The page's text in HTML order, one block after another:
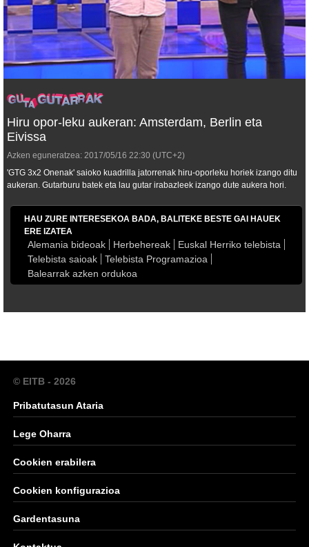
Hiru opor-leku aukeran: Amsterdam, Berlin eta
Eivissa
Azken eguneratzea: 2017/05/16 22:30 (UTC+2)
'GTG 3x2 Onenak' saioko kuadrilla jatorrenak hiru-oporleku horiek izango ditu
aukeran. Gutarburu batek eta lau gutar irabazleek izango dute aukera hori.
HAU ZURE INTERESEKOA BADA, BALITEKE BESTE GAI HAUEK
ERE IZATEA
Alemania bideoak Herbehereak
Euskal Herriko telebista
Telebista saioak
Telebista Programazioa
Balearrak azken ordukoa
© EITB - 2026
Pribatutasun Ataria
Lege Oharra
Cookien erabilera
Cookien konfigurazioa
Gardentasuna